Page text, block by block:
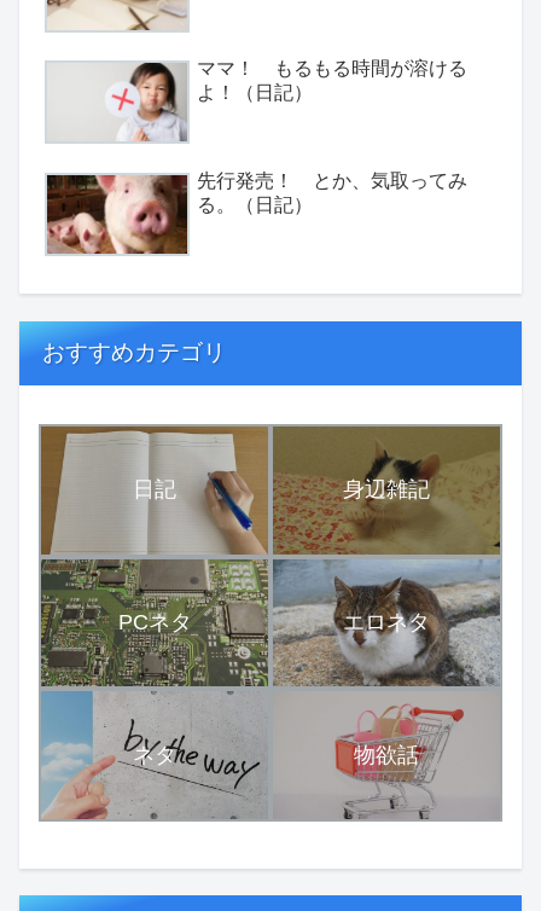
ママ！ もるもる時間が溶ける
よ！（日記）
先行発売！ とか、気取ってみ
る。（日記）
おすすめカテゴリ
日記 身辺雑記
PCネタ エロネタ
ネタ 物欲話